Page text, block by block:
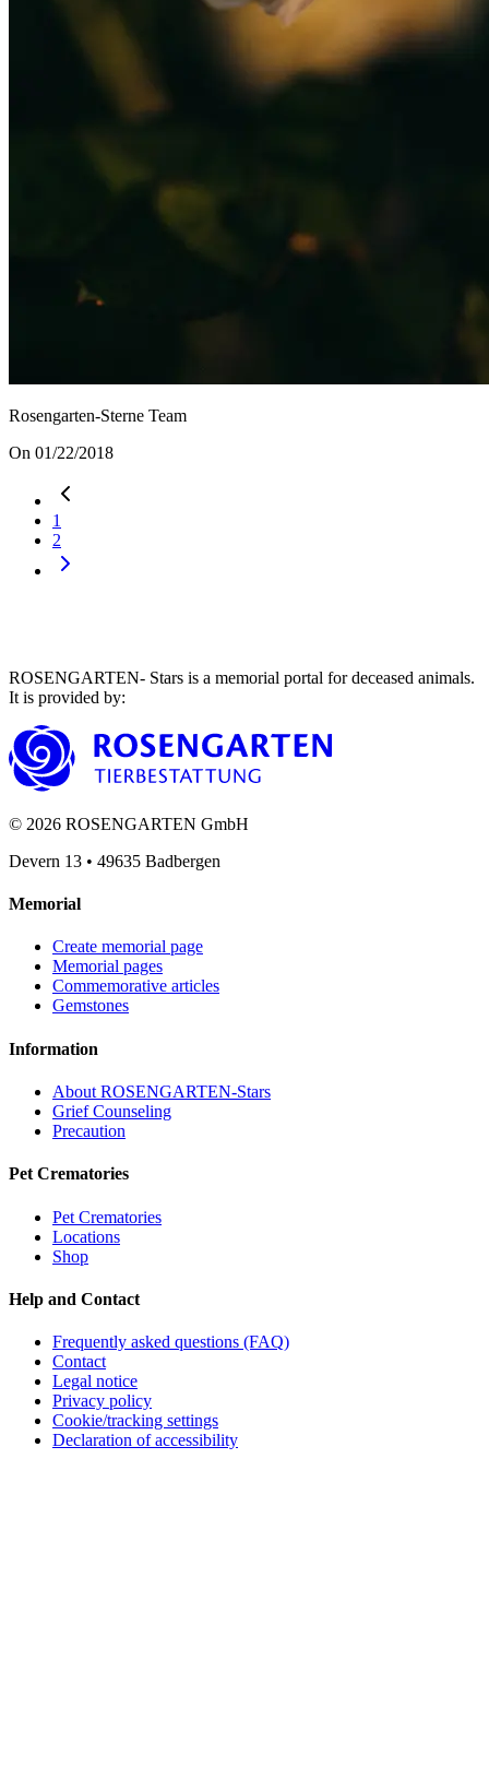
Rosengarten-Sterne Team
On 01/22/2018
1
2
ROSENGARTEN- Stars is a memorial portal for deceased animals.
It is provided by:
© 2026 ROSENGARTEN GmbH
Devern 13 • 49635 Badbergen
Memorial
Create memorial page
Memorial pages
Commemorative articles
Gemstones
Information
About ROSENGARTEN-Stars
Grief Counseling
Precaution
Pet Crematories
Pet Crematories
Locations
Shop
Help and Contact
Frequently asked questions (FAQ)
Contact
Legal notice
Privacy policy
Cookie/tracking settings
Declaration of accessibility